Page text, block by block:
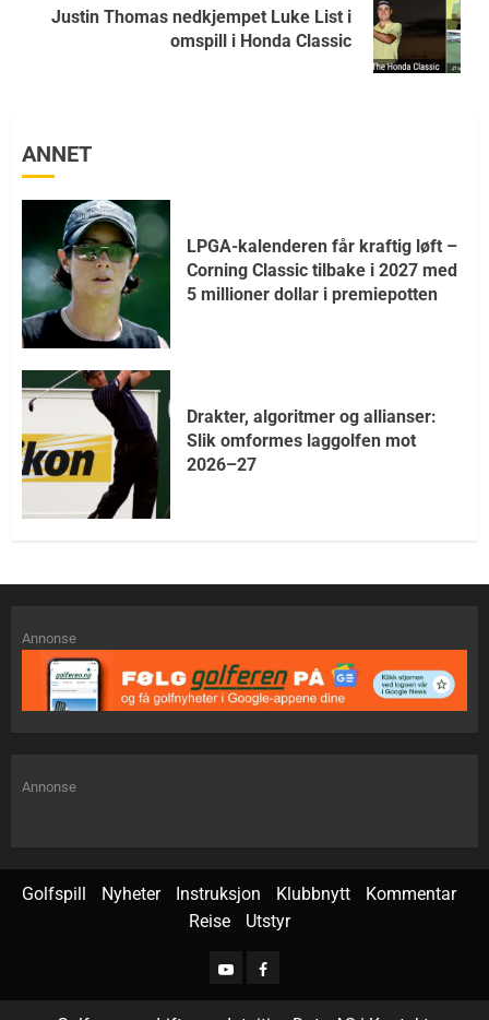
Justin Thomas nedkjempet Luke List i
omspill i Honda Classic
ANNET
LPGA-kalenderen får kraftig løft –
Corning Classic tilbake i 2027 med
5 millioner dollar i premiepotten
Drakter, algoritmer og allianser:
Slik omformes laggolfen mot
2026–27
Annonse
Annonse
Golfspill Nyheter Instruksjon Klubbnytt
Kommentar
Reise
Utstyr